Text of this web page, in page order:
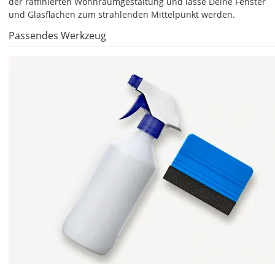
bestellen.
Unsere
Fensterfolie
Passendes Werkzeug
und Glasflächen zum strahlenden Mittelpunkt werden.